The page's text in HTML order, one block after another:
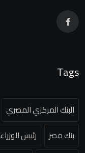
Tags
البنك المركزي المصري
بنك مصر
رئيس الوزراء